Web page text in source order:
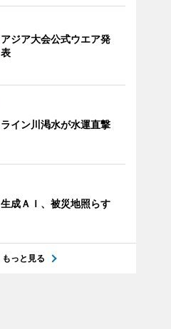
アジア大会公式ウエア発
表
ライン川渇水が水運直撃
生成ＡＩ、被災地照らす
もっと見る